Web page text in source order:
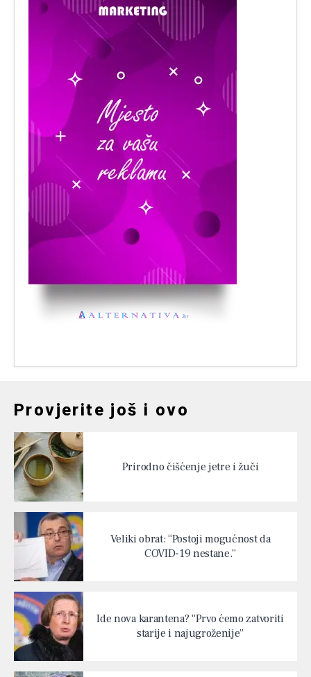
Provjerite još i ovo
Prirodno čišćenje jetre i žuči
Veliki obrat: “Postoji mogućnost da
COVID-19 nestane.”
Ide nova karantena? “Prvo ćemo zatvoriti
starije i najugroženije”